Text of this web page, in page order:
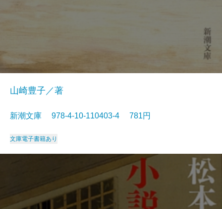
山崎豊子／著
新潮文庫 978-4-10-110403-4 781円
文庫電子書籍あり